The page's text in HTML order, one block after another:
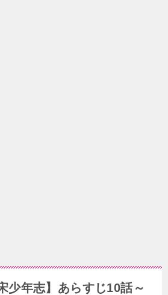
少年志】あらすじ10話～